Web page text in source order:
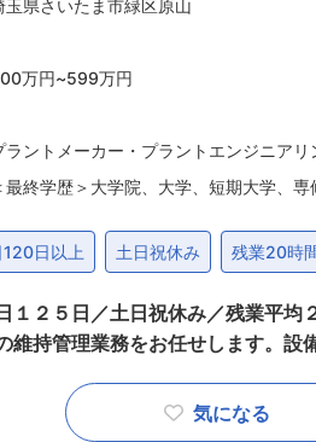
やすい環境だからこそ高い技術が生まれ受賞
そ、人間関係や現場の雰囲気は
方が多く、非常に落ち着いた雰
玉県さいたま市緑区原山
万円~599万円
ラントメーカー・プラントエンジニアリ
最終学歴＞大学院、大学、短期大学、
日以上 土日祝休み 残業20時
／残業平均２０時間以内】 ■業務内容 商業施設のレストランや
維持管理業務をお任せします。
材入替工事やメンテナンス時の
会社が行いますが、現場へ足を
気になる